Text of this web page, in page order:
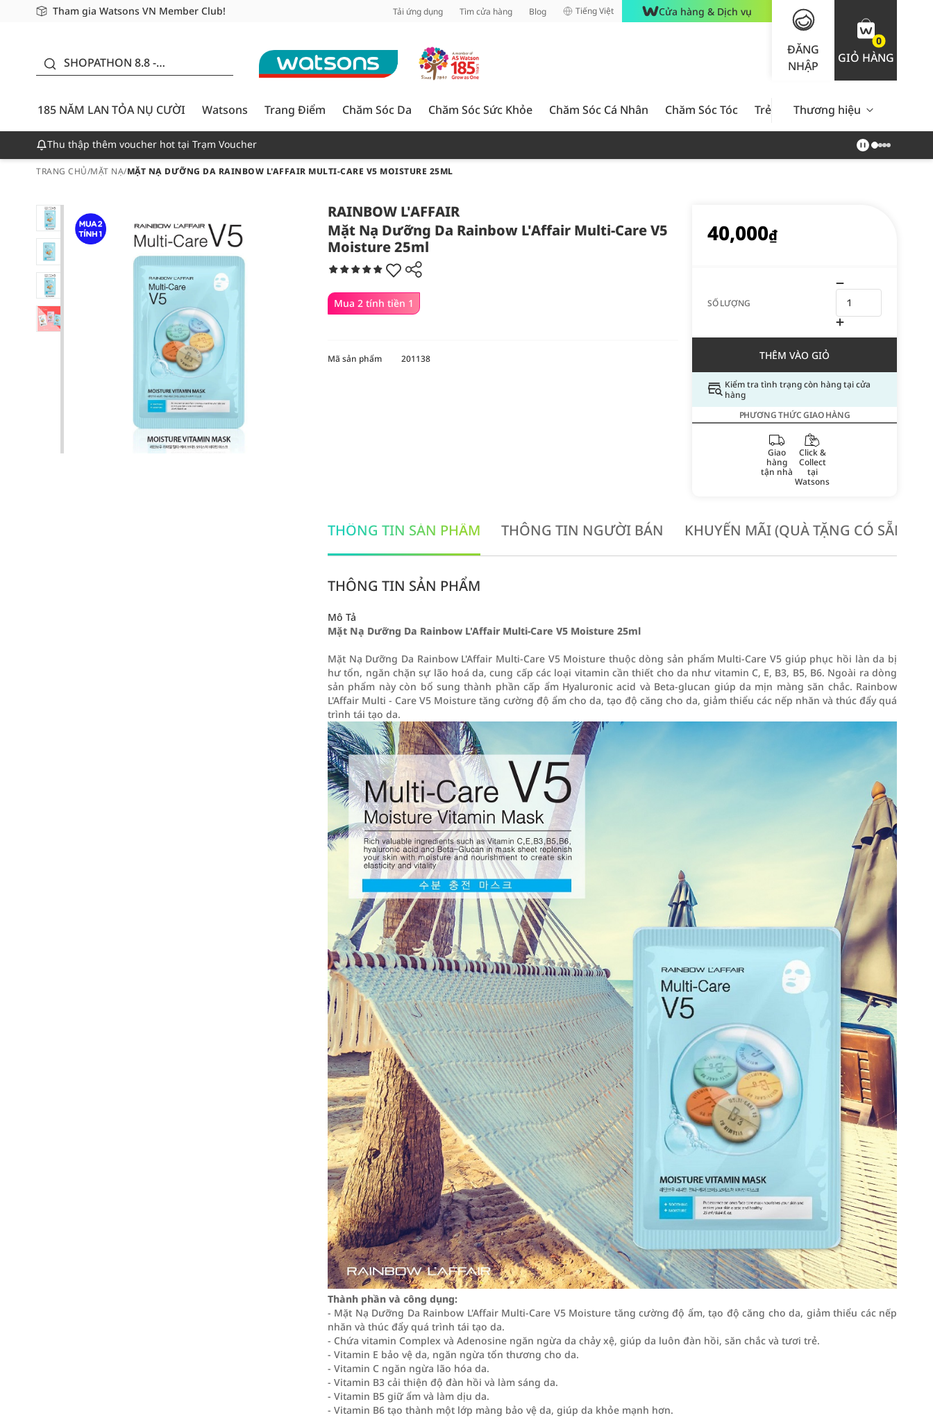
Tham gia Watsons VN Member Club!
Miễn phí giao hàng cho đơn hàng từ 249,000Đ
Giao hàng nhanh 24h - Áp dụng khu vực TP. Hồ Chí Minh Tải ứng dụng Tìm cửa hàng Blog Tiếng Việt Cửa hàng & Dịch vụ
ĐĂNG
NHẬP
0
GIỎ HÀNG
SHOPATHON 8.8 -
CƯỜI - GIẢM ĐẾN
50%
185 NĂM LAN TỎA NỤ CƯỜI
Watsons Trang Điểm Chăm Sóc Da Chăm Sóc Sức Khỏe Chăm Sóc Cá Nhân Chăm Sóc Tóc Trẻ Em Nam Giới Chăm Sóc
Thương hiệu
Thu thập thêm voucher hot tại Trạm Voucher
TRANG CHỦ/MẶT NẠ/MẶT NẠ DƯỠNG DA RAINBOW L'AFFAIR MULTI-CARE V5 MOISTURE 25ML
RAINBOW L'AFFAIR
Mặt Nạ Dưỡng Da Rainbow L'Affair Multi-Care V5
Moisture 25ml
Mua 2 tính tiền 1
40,000₫
SỐ LƯỢNG
THÊM VÀO GIỎ
Kiểm tra tình trạng còn hàng tại cửa
hàng
PHƯƠNG THỨC GIAO HÀNG
Giao
hàng
tận nhà
Click &
Collect
tại
Watsons
Mã sản phẩm 201138
THÔNG TIN SẢN PHẨM THÔNG TIN NGƯỜI BÁN KHUYẾN MÃI (QUÀ TẶNG CÓ SẴN
THÔNG TIN SẢN PHẨM
Mô Tả
Mặt Nạ Dưỡng Da Rainbow L'Affair Multi-Care V5 Moisture 25ml
Mặt Nạ Dưỡng Da Rainbow L'Affair Multi-Care V5 Moisture thuộc dòng sản phẩm Multi-Care V5 giúp phục hồi làn da bị
hư tổn, ngăn chặn sự lão hoá da, cung cấp các loại vitamin cần thiết cho da như vitamin C, E, B3, B5, B6. Ngoài ra dòng
sản phẩm này còn bổ sung thành phần cấp ẩm Hyaluronic acid và Beta-glucan giúp da mịn màng săn chắc. Rainbow
L'Affair Multi - Care V5 Moisture tăng cường độ ẩm cho da, tạo độ căng cho da, giảm thiểu các nếp nhăn và thúc đẩy quá
trình tái tạo da.
Thành phần và công dụng:
- Mặt Nạ Dưỡng Da Rainbow L'Affair Multi-Care V5 Moisture tăng cường độ ẩm, tạo độ căng cho da, giảm thiểu các nếp
nhăn và thúc đẩy quá trình tái tạo da.
- Chứa vitamin Complex và Adenosine ngăn ngừa da chảy xệ, giúp da luôn đàn hồi, săn chắc và tươi trẻ.
- Vitamin E bảo vệ da, ngăn ngừa tổn thương cho da.
- Vitamin C ngăn ngừa lão hóa da.
- Vitamin B3 cải thiện độ đàn hồi và làm sáng da.
- Vitamin B5 giữ ẩm và làm dịu da.
- Vitamin B6 tạo thành một lớp màng bảo vệ da, giúp da khỏe mạnh hơn.